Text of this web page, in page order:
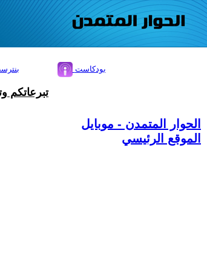
بودكاست
تبرعاتكم
الحوار المتمدن - موبايل
الموقع الرئيسي